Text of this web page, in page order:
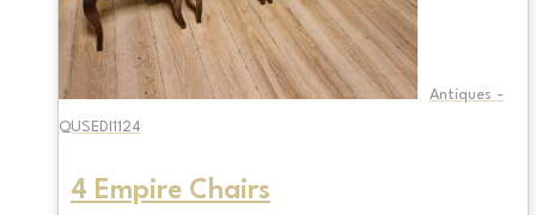
Antiques -
QUSEDI1124
4 Empire Chairs